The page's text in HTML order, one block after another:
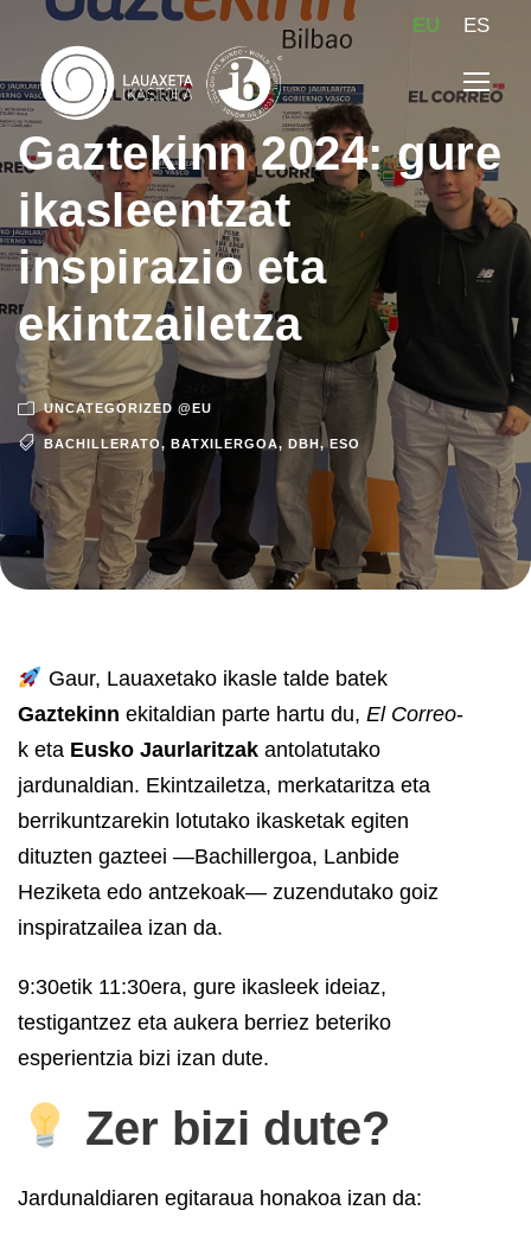
EU ES
Gaztekinn 2024: gure
ikasleentzat
inspirazio eta
ekintzailetza
UNCATEGORIZED @EU
BACHILLERATO, BATXILERGOA, DBH, ESO
Gaur, Lauaxetako ikasle talde batek
Gaztekinn ekitaldian parte hartu du, El Correo-
k eta Eusko Jaurlaritzak antolatutako
jardunaldian. Ekintzailetza, merkataritza eta
berrikuntzarekin lotutako ikasketak egiten
dituzten gazteei —Bachillergoa, Lanbide
Heziketa edo antzekoak— zuzendutako goiz
inspiratzailea izan da.
9:30etik 11:30era, gure ikasleek ideiaz,
testigantzez eta aukera berriez beteriko
esperientzia bizi izan dute.
Zer bizi dute?
Jardunaldiaren egitaraua honakoa izan da: